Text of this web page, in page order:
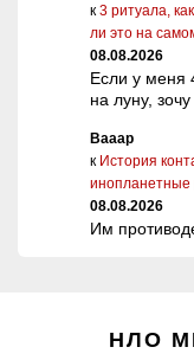
к 3 ритуала,
ли это на
08.08.2026
Если у меня
на луну,
Вааар
к История
инопланетные
08.08.2026
Им
НЛО